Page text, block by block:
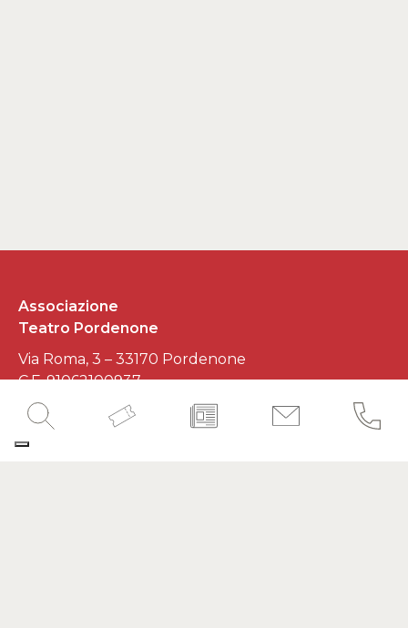
Associazione
Teatro Pordenone
Via Roma, 3 – 33170 Pordenone
C.F. 91062100937
P.IVA 01545620930
Developed by